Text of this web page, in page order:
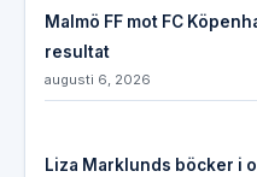
Malmö FF mot FC
resultat
augusti 6, 2026
Liza Marklunds böcker i